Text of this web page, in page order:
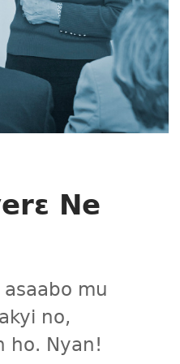
Ne
mu
no,
ho. Nyan!